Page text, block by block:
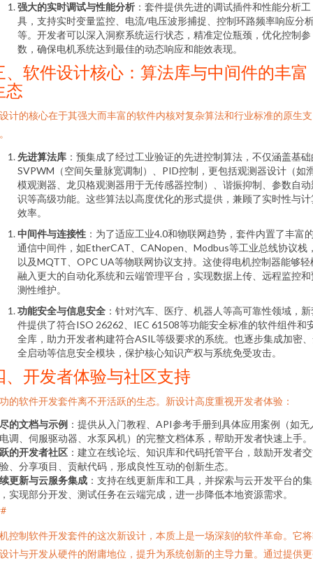
强大的实时调试与性能分析 ：套件提供先进的调试插件和性能分析工
具，支持实时变量监控、电流/电压波形捕捉、控制环路频率响应分
等。开发者可以深入洞察系统运行状态，精准定位瓶颈，优化控制参
数，确保电机系统达到最佳的动态响应和能效表现。
、软件设计核心：算法库与中间件的丰富
态
计的核心在于其强大而丰富的软件内核对复杂算法和行业标准的原生支
先进算法库 ：预集成了经过工业验证的先进控制算法，不仅涵盖基础
SVPWM（空间矢量脉宽调制）、PID控制，更包括观测器设计（如
模观测器、龙贝格观测器用于无传感器控制）、谐振抑制、参数自动
识等高级功能。这些算法以高度优化的形式提供，兼顾了实时性与计
效率。
中间件与连接性 ：为了适应工业4.0和物联网趋势，套件内置了丰富
通信中间件，如EtherCAT、CANopen、Modbus等工业总线协议栈
以及MQTT、OPC UA等物联网协议支持。这使得电机控制器能够轻
融入更大的自动化系统和云端管理平台，实现数据上传、远程监控和
测性维护。
功能安全与信息安全 ：针对汽车、医疗、机器人等高可靠性领域，
件提供了符合ISO 26262、IEC 61508等功能安全标准的软件组件和
全库，助力开发者构建符合ASIL等级要求的系统。也逐步集成加密
全启动等信息安全模块，保护核心知识产权与系统免受攻击。
、开发者体验与社区支持
的软件开发套件离不开活跃的生态。新设计高度重视开发者体验：
的文档与示例 ：提供从入门教程、API参考手册到具体应用案例（如无
调、伺服驱动器、水泵风机）的完整文档体系，帮助开发者快速上手。
的开发者社区 ：建立在线论坛、知识库和代码托管平台，鼓励开发者
、分享项目、贡献代码，形成良性互动的创新生态。
更新与云服务集成 ：支持在线更新库和工具，并探索与云开发平台的集
实现部分开发、测试任务在云端完成，进一步降低本地资源需求。
控制软件开发套件的这次新设计，本质上是一场深刻的软件革命。它
计与开发从硬件的附庸地位，提升为系统创新的主导力量。通过提供